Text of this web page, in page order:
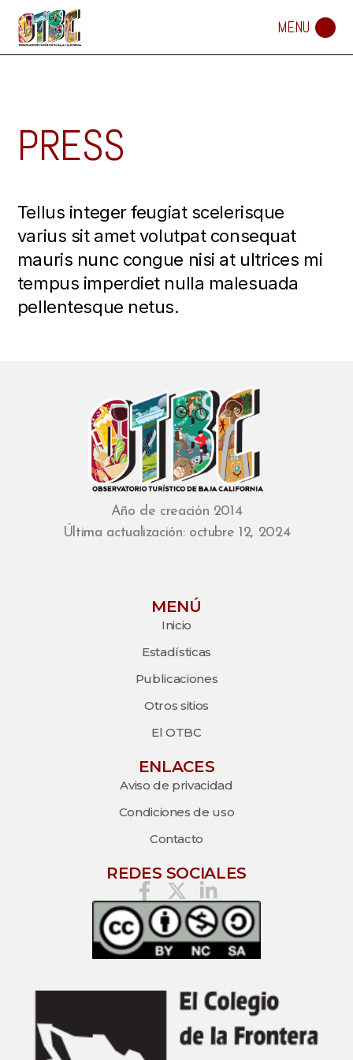
PRESS
Tellus integer feugiat scelerisque
varius sit amet volutpat consequat
mauris nunc congue nisi at ultrices mi
tempus imperdiet nulla malesuada
pellentesque netus.
Año de creación 2014
Última actualización: octubre 12, 2024
MENÚ
Inicio
Estadísticas
Publicaciones
Otros sitios
El OTBC
ENLACES
Aviso de privacidad
Condiciones de uso
Contacto
REDES SOCIALES